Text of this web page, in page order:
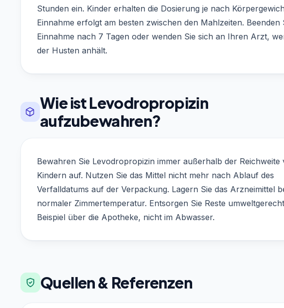
Stunden ein. Kinder erhalten die Dosierung je nach
Einnahme erfolgt am besten zwischen den Mahlzeiten. Beenden
Einnahme nach 7 Tagen oder wenden Sie sich an Ihren Arzt,
der Husten anhält.
Wie ist Levodropropizin
aufzubewahren?
Bewahren Sie Levodropropizin immer außerhalb der Reichweite
Kindern auf. Nutzen Sie das Mittel nicht mehr nach Ablauf des
Verfalldatums auf der Verpackung. Lagern Sie das Arzneimittel
normaler Zimmertemperatur. Entsorgen Sie Reste
Beispiel über die Apotheke, nicht im Abwasser.
Quellen & Referenzen